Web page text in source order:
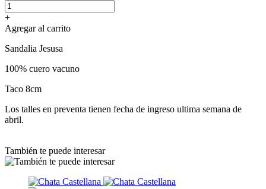
+
Agregar al carrito
Sandalia Jesusa
100% cuero vacuno
Taco 8cm
Los talles en preventa tienen fecha de ingreso ultima semana de
abril.
También te puede interesar